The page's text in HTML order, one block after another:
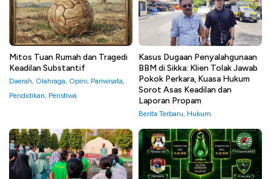
Mitos Tuan Rumah dan Tragedi
Keadilan Substantif
Daerah, Olahraga, Opini, Pariwisata,
Pendidikan, Peristiwa
Kasus Dugaan Penyalahgunaan
BBM di Sikka: Klien Tolak Jawab
Pokok Perkara, Kuasa Hukum
Sorot Asas Keadilan dan
Laporan Propam
Berita Terbaru, Hukum